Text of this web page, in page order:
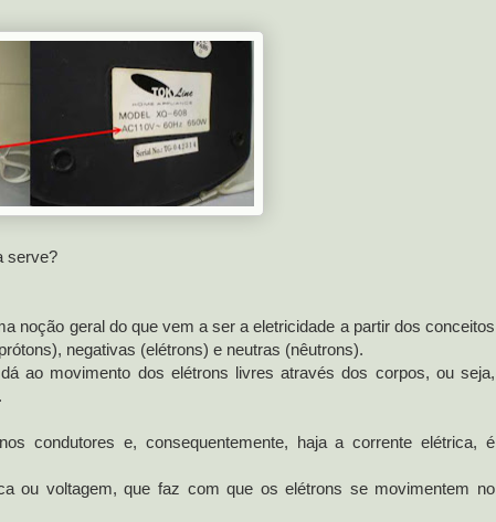
serve?
noção geral do que vem a ser a eletricidade a partir dos conceitos
negativas (elétrons) e neutras (nêutrons).
ao movimento dos elétrons livres através dos corpos, ou seja,
condutores e, consequentemente, haja a corrente elétrica, é
ou voltagem, que faz com que os elétrons se movimentem no